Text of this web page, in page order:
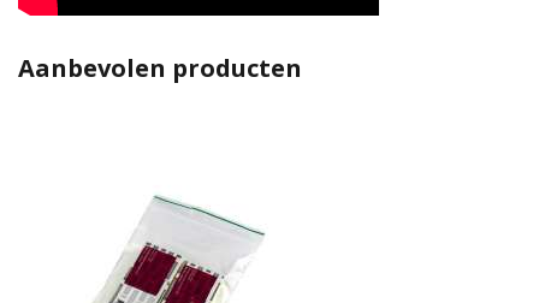
Aanbevolen producten